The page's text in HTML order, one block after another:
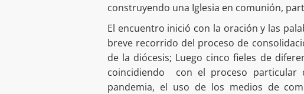
construyendo una Iglesia en comunión,
El encuentro inició con la oración y las
breve recorrido del proceso de
de la diócesis; Luego cinco fieles de
coincidiendo con el proceso particular
pandemia, el uso de los medios de